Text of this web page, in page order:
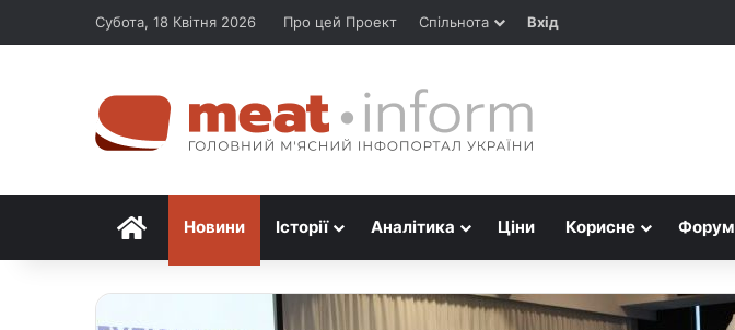
Субота, 18 Квітня 2026 Про цей Проект Спільнота Вхід
ГоловнаНовини Історії Аналітика Ціни Корисне Форум